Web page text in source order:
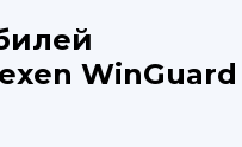
WinGuard